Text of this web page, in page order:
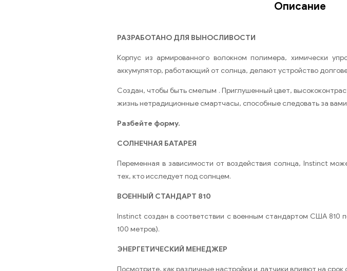
Описание
РАЗРАБОТАНО ДЛЯ ВЫНОСЛИВОСТИ
Корпус из армированного волокном полимера, химически
аккумулятор, работающий от солнца, делают устройство
Создан, чтобы быть смелым . Приглушенный цвет,
жизнь нетрадиционные смартчасы, способные следовать за
Разбейте форму.
СОЛНЕЧНАЯ БАТАРЕЯ
Переменная в зависимости от воздействия солнца, Instinct
тех, кто исследует под солнцем.
ВОЕННЫЙ СТАНДАРТ 810
Instinct создан в соответствии с военным стандартом США 810
100 метров).
ЭНЕРГЕТИЧЕСКИЙ МЕНЕДЖЕР